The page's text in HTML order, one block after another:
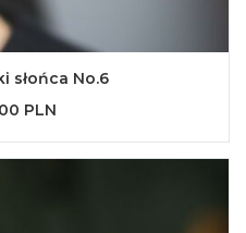
słońca No.6
PLN